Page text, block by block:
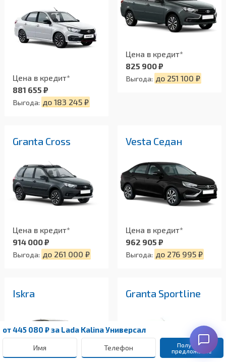
Цена в кредит*
881 655 ₽
Выгода: до 183 245 ₽
Цена в кредит*
825 900 ₽
Выгода: до 251 100 ₽
Granta Cross
Цена в кредит*
914 000 ₽
Выгода: до 261 000 ₽
Vesta Седан
Цена в кредит*
962 905 ₽
Выгода: до 276 995 ₽
Iskra Granta Sportline
от445 080 ₽за Lada Kalina Универсал
Получить
предложение